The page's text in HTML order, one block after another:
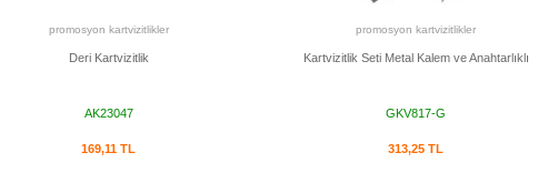
promosyon kartvizitlikler
Deri Kartvizitlik
AK23047
169,11 TL
promosyon kartvizitlikler
Kartvizitlik Seti Metal Kalem ve Anahtarlıklı
GKV817-G
313,25 TL